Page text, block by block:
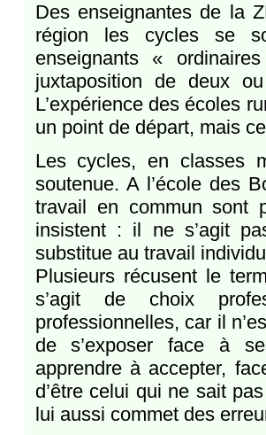
Des enseignantes de la
région les cycles se
enseignants «
juxtaposition de deux
L’expérience des écoles
un point de départ, mais
Les cycles, en classes
soutenue. A l’école des
travail en commun sont
insistent : il ne s’agit
substitue au travail
Plusieurs récusent le
s’agit de choix
professionnelles, car il
de s’exposer face à
apprendre à accepter,
d’être celui qui ne sait
lui aussi commet des